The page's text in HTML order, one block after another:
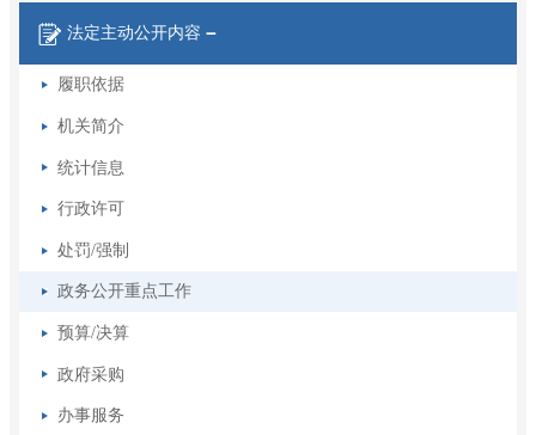
法定主动公开内容 －
履职依据
机关简介
统计信息
行政许可
处罚/强制
政务公开重点工作
预算/决算
政府采购
办事服务